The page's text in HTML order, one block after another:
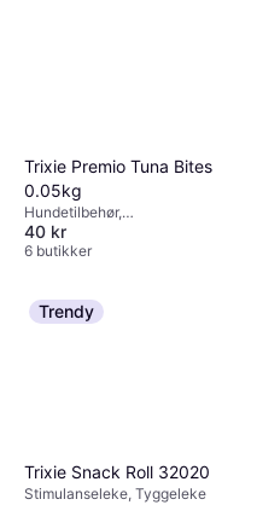
Trixie Premio Tuna Bites
0.05kg
Hundetilbehør,
Fisketilbehør,Kattemat
40 kr
6 butikker
Trendy
Trixie Snack Roll 32020
Stimulanseleke, Tyggeleke